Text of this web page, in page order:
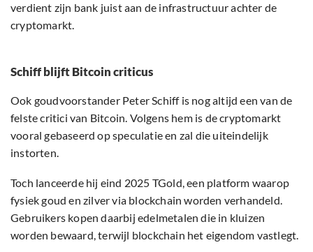
verdient zijn bank juist aan de infrastructuur achter de
cryptomarkt.
Schiff blijft Bitcoin criticus
Ook goudvoorstander Peter Schiff is nog altijd een van de
felste critici van Bitcoin. Volgens hem is de cryptomarkt
vooral gebaseerd op speculatie en zal die uiteindelijk
instorten.
Toch lanceerde hij eind 2025 TGold, een platform waarop
fysiek goud en zilver via blockchain worden verhandeld.
Gebruikers kopen daarbij edelmetalen die in kluizen
worden bewaard, terwijl blockchain het eigendom vastlegt.